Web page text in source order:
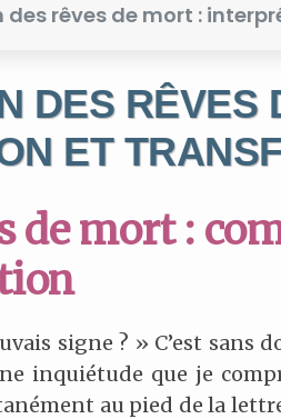
des rêves de mort :
DES RÊVES
ET
de mort :
signe ? » C’est
inquiétude que je
au pied de la